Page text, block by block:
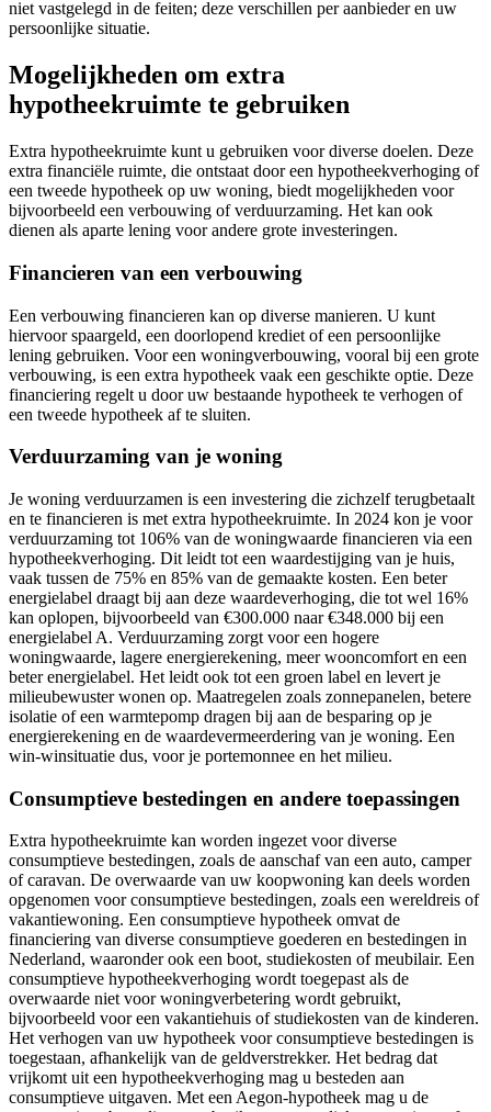
niet vastgelegd in de feiten; deze verschillen per aanbieder en uw
persoonlijke situatie.
Mogelijkheden om extra
hypotheekruimte te gebruiken
Extra hypotheekruimte kunt u gebruiken voor diverse doelen. Deze
extra financiële ruimte, die ontstaat door een hypotheekverhoging of
een tweede hypotheek op uw woning, biedt mogelijkheden voor
bijvoorbeeld een verbouwing of verduurzaming. Het kan ook
dienen als aparte lening voor andere grote investeringen.
Financieren van een verbouwing
Een verbouwing financieren kan op diverse manieren. U kunt
hiervoor spaargeld, een doorlopend krediet of een persoonlijke
lening gebruiken. Voor een woningverbouwing, vooral bij een grote
verbouwing, is een extra hypotheek vaak een geschikte optie. Deze
financiering regelt u door uw bestaande hypotheek te verhogen of
een tweede hypotheek af te sluiten.
Verduurzaming van je woning
Je woning verduurzamen is een investering die zichzelf terugbetaalt
en te financieren is met extra hypotheekruimte. In 2024 kon je voor
verduurzaming tot 106% van de woningwaarde financieren via een
hypotheekverhoging. Dit leidt tot een waardestijging van je huis,
vaak tussen de 75% en 85% van de gemaakte kosten. Een beter
energielabel draagt bij aan deze waardeverhoging, die tot wel 16%
kan oplopen, bijvoorbeeld van €300.000 naar €348.000 bij een
energielabel A. Verduurzaming zorgt voor een hogere
woningwaarde, lagere energierekening, meer wooncomfort en een
beter energielabel. Het leidt ook tot een groen label en levert je
milieubewuster wonen op. Maatregelen zoals zonnepanelen, betere
isolatie of een warmtepomp dragen bij aan de besparing op je
energierekening en de waardevermeerdering van je woning. Een
win-winsituatie dus, voor je portemonnee en het milieu.
Consumptieve bestedingen en andere toepassingen
Extra hypotheekruimte kan worden ingezet voor diverse
consumptieve bestedingen, zoals de aanschaf van een auto, camper
of caravan. De overwaarde van uw koopwoning kan deels worden
opgenomen voor consumptieve bestedingen, zoals een wereldreis of
vakantiewoning. Een consumptieve hypotheek omvat de
financiering van diverse consumptieve goederen en bestedingen in
Nederland, waaronder ook een boot, studiekosten of meubilair. Een
consumptieve hypotheekverhoging wordt toegepast als de
overwaarde niet voor woningverbetering wordt gebruikt,
bijvoorbeeld voor een vakantiehuis of studiekosten van de kinderen.
Het verhogen van uw hypotheek voor consumptieve bestedingen is
toegestaan, afhankelijk van de geldverstrekker. Het bedrag dat
vrijkomt uit een hypotheekverhoging mag u besteden aan
consumptieve uitgaven. Met een Aegon-hypotheek mag u de